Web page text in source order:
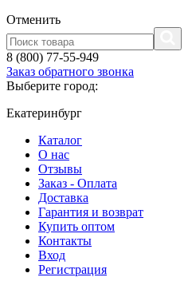
Отменить
8 (800) 77-55-949
Заказ обратного звонка
Выберите город:
Екатеринбург
Каталог
О нас
Отзывы
Заказ - Оплата
Доставка
Гарантия и возврат
Купить оптом
Контакты
Вход
Регистрация